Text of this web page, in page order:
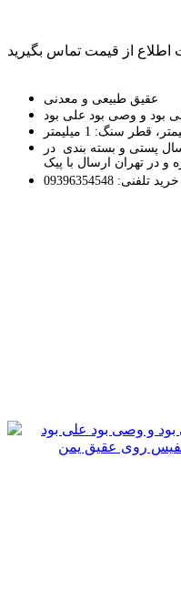
اطلاع از قیمت تماس بگیرید
عقیق طبیعی و معدنی
پستی و بسته بندی در
خرید تلفنی: 09396354548